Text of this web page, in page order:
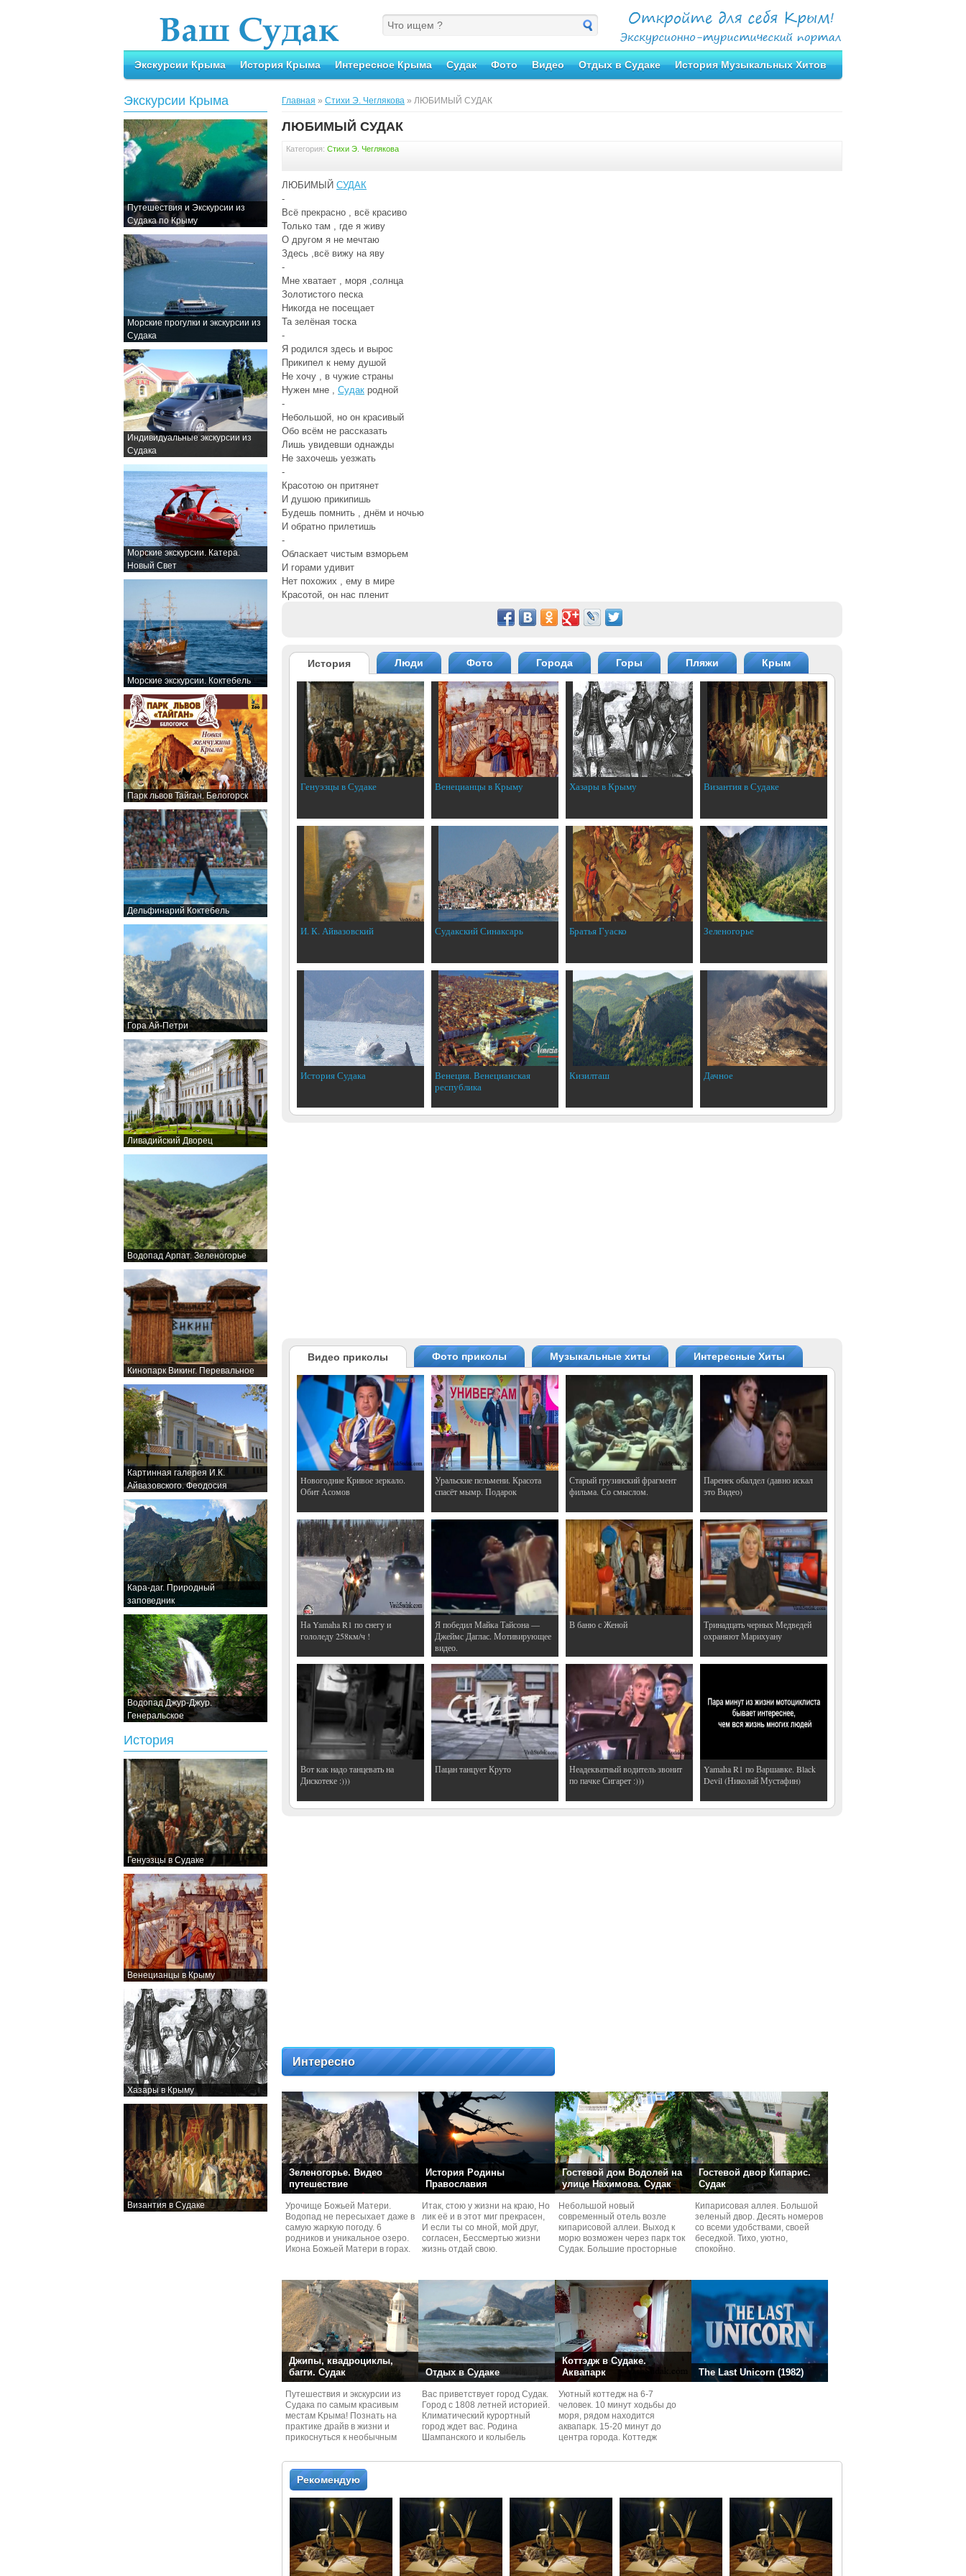
Экскурсии Крыма История Крыма Интересное Крыма Судак Фото Видео Отдых в Судаке История Музыкальных Хитов
Экскурсии Крыма
Путешествия и Экскурсии из
Судака по Крыму
Морские прогулки и экскурсии из
Судака
Индивидуальные экскурсии из
Судака
Морские экскурсии. Катера.
Новый Свет
Морские экскурсии. Коктебель
Парк львов Тайган. Белогорск
Дельфинарий Коктебель
Гора Ай-Петри
Ливадийский Дворец
Водопад Арпат. Зеленогорье
Кинопарк Викинг. Перевальное
Картинная галерея И.К.
Айвазовского. Феодосия
Кара-даг. Природный
заповедник
Водопад Джур-Джур.
Генеральское
История
Генуэзцы в Судаке
Венецианцы в Крыму
Хазары в Крыму
Византия в Судаке
Главная » Стихи Э. Чеглякова » ЛЮБИМЫЙ СУДАК
ЛЮБИМЫЙ СУДАК
Категория: Стихи Э. Чеглякова
ЛЮБИМЫЙ СУДАК
-
Всё прекрасно , всё красиво
Только там , где я живу
О другом я не мечтаю
Здесь ,всё вижу на яву
-
Мне хватает , моря ,солнца
Золотистого песка
Никогда не посещает
Та зелёная тоска
-
Я родился здесь и вырос
Прикипел к нему душой
Не хочу , в чужие страны
Нужен мне , Судак родной
-
Небольшой, но он красивый
Обо всём не рассказать
Лишь увидевши однажды
Не захочешь уезжать
-
Красотою он притянет
И душою прикипишь
Будешь помнить , днём и ночью
И обратно прилетишь
-
Обласкает чистым взморьем
И горами удивит
Нет похожих , ему в мире
Красотой, он нас пленит
История Люди Фото Города Горы Пляжи Крым
Генуэзцы в Судаке Венецианцы в Крыму Хазары в Крыму Византия в Судаке
И. К. Айвазовский Судакский Синаксарь Братья Гуаско Зеленогорье
История Судака
Венеция. Венецианская
республика
Кизилташ Дачное
Видео приколы Фото приколы Музыкальные хиты Интересные Хиты
Hовогодние Кривое зеркало.
Обит Асомов
Уральские пельмени. Красота
спасёт мымр. Подарок
Старый грузинский фрагмент
фильма. Со смыслом.
Паренек обалдел (давно искал
это Видео)
На Yamaha R1 по снегу и
гололеду 258км/ч !
Я победил Майка Тайсона —
Джеймс Даглас. Мотивирующее
видео.
В баню с Женой
Тринадцать черных Медведей
охраняют Марихуану
Вот как надо танцевать на
Дискотеке :)))
Пацан танцует Круто
Неадекватный водитель звонит
по пачке Сигарет :)))
Yamaha R1 по Варшавке. Black
Devil (Николай Мустафин)
Интересно
Зеленогорье. Видео
путешествие
Урочище Божьей Матери.
Водопад не пересыхает даже в
самую жаркую погоду. 6
родников и уникальное озеро.
Икона Божьей Матери в горах.
История Родины
Православия
Итак, стою у жизни на краю, Но
лик её и в этот миг прекрасен,
И если ты со мной, мой друг,
согласен, Бессмертью жизни
жизнь отдай свою.
Гостевой дом Водолей на
улице Нахимова. Судак
Небольшой новый
современный отель возле
кипарисовой аллеи. Выход к
морю возможен через парк ток
Судaк. Большие просторные
Гостевой двор Кипарис.
Судак
Кипарисовая аллея. Большой
зеленый двор. Десять номеров
со всеми удобствами, своей
беседкой. Тихо, уютно,
спокойно.
Джипы, квадроциклы,
багги. Судак
Путешествия и экскурcии из
Судaка по самым красивым
местам Kрыма! Познать на
практике драйв в жизни и
прикоснуться к необычным
Отдых в Судаке
Вас приветствует город Судак.
Город с 1808 летней историей.
Климатический курортный
город ждет вас. Родина
Шампанского и колыбель
Коттэдж в Судаке.
Аквапарк
Уютный коттедж на 6-7
человек. 10 минут ходьбы до
моря, рядом находится
аквапарк. 15-20 минут до
центра города. Коттедж
The Last Unicorn (1982)
Рекомендую